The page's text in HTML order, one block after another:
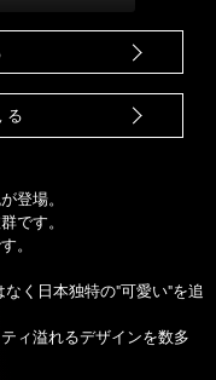
登場。
です。
。
く日本独特の"可愛い"を追
ィ溢れるデザインを数多